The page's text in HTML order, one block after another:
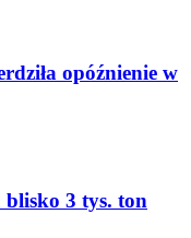
opóźnienie w
3 tys. ton